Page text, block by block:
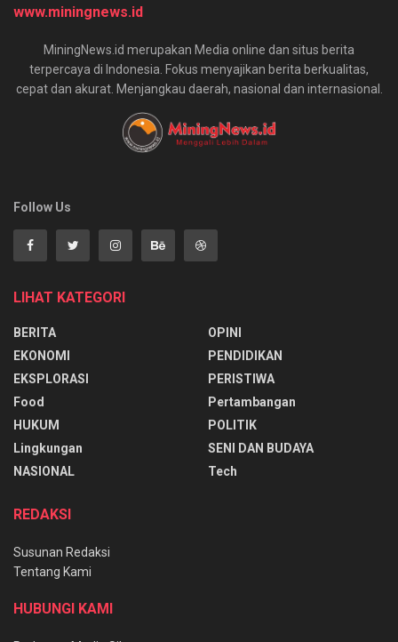
www.miningnews.id
MiningNews.id merupakan Media online dan situs berita
terpercaya di Indonesia. Fokus menyajikan berita berkualitas,
cepat dan akurat. Menjangkau daerah, nasional dan internasional.
Follow Us
LIHAT KATEGORI
BERITA
EKONOMI
EKSPLORASI
Food
HUKUM
Lingkungan
NASIONAL
OPINI
PENDIDIKAN
PERISTIWA
Pertambangan
POLITIK
SENI DAN BUDAYA
Tech
REDAKSI
Susunan Redaksi
Tentang Kami
HUBUNGI KAMI